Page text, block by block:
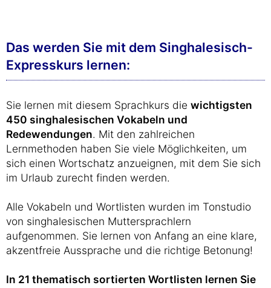
Das werden Sie mit dem Singhalesisch-
Expresskurs lernen:
Sie lernen mit diesem Sprachkurs die wichtigsten
450 singhalesischen Vokabeln und
Redewendungen. Mit den zahlreichen
Lernmethoden haben Sie viele Möglichkeiten, um
sich einen Wortschatz anzueignen, mit dem Sie sich
im Urlaub zurecht finden werden.
Alle Vokabeln und Wortlisten wurden im Tonstudio
von singhalesischen Muttersprachlern
aufgenommen. Sie lernen von Anfang an eine klare,
akzentfreie Aussprache und die richtige Betonung!
In 21 thematisch sortierten Wortlisten lernen Sie